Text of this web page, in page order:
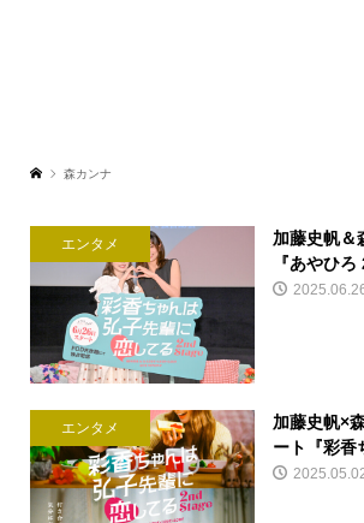
森カンナ
エンタメ
加藤史帆
『あやひ
エンタメ
加藤史帆×
ート『彩香